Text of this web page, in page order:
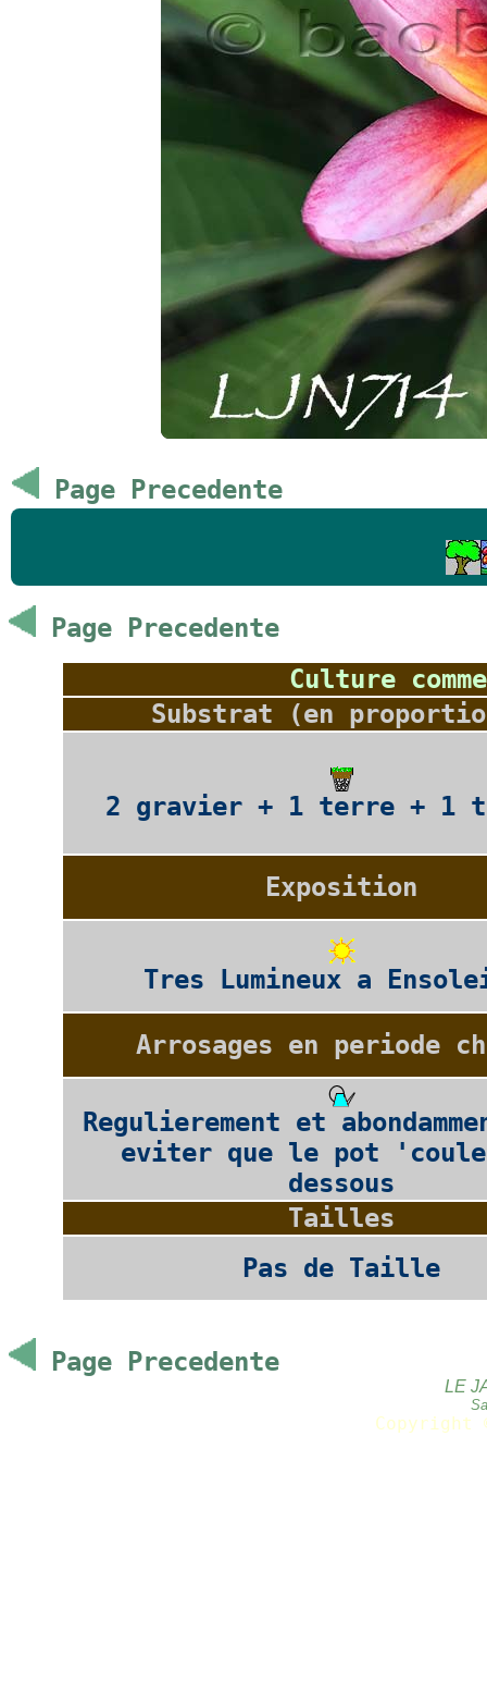
Page Precedente
Page Precedente
Culture
Substrat (en
2 gravier + 1 terre + 1
Exposition
Tres Lumineux a
Arrosages en periode
Regulierement et
eviter que le pot
dessous
Tailles
Pas de Taille
Page Precedente
LE
Copyright